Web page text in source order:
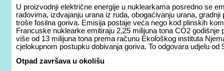
U proizvodnji električne energije u nuklearkama posredno se
radovima, izdvajanju urana iz ruda, obogaćivanju urana,
troše fosilna goriva. Emisija postaje veća nego kod plinskih
Francuske nuklearke emitiraju 2,25 milijuna tona CO2
više od 13 milijuna tona prema računu Ekološkog instituta
cjelokupnom postupku dobivanja goriva. To odgovara udjelu
Otpad završava u okolišu